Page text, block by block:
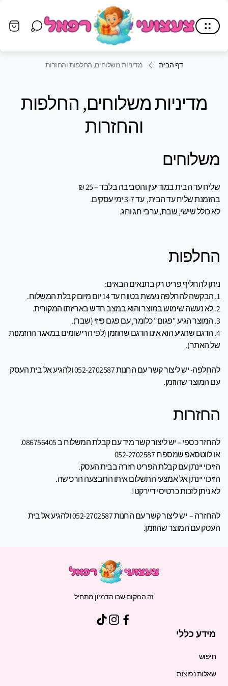
Store
logo"
Cart
דף הבית מדיניות משלוחים, החלפות והחזרות
מדיניות משלוחים, החלפות
והחזרות
משלוחים
שליח עד הבית במודיעין והסביבה בלבד – 25 ₪
בהזמנת שליח עד הבית, עד 3-7 ימי עסקים.
לא כולל שישי, שבת, ערבי חג וחג.
החלפות
ניתן להחליף פריט רק בתנאים הבאים:
1. הבקשה להחלפה נעשת בטווח עד 14 יום מיום קבלת המשלוח.
2. לא נעשה שימוש במוצר והוא במצב חדש באריזתו המקורית.
3. המוצר הגיע "פגום" כלומר, עם פגם פיזי (שבר).
4. הדגם שהגיע הוא אינו הדגם שהוזמן (לפי הרישומים במאגר ההזמנות
של האתר).
להחלפה- יש ליצור קשר עם החנות 052-2702587 ולהגיע אל בית העסק
עם המוצר שהוזמן.
החזרות
להחזר כספי – יש ליצור קשר מיד עם קבלת המשלוח ב
.
או לווטסאפ שמספרו 052-2702587
הזיכוי יינתן עם קבלת הפריט חזרה בבית העסק.
הזיכוי יינתן אל אמצעי התשלום איתו התבצעה הרכישה.
לא ניתן לזכות כרטיסי דיירקט!
להחזרה –
יש ליצור קשר עם החנות 052-2702587 ולהגיע אל בית
העסק עם המוצר שהוזמן.
זה המקום שבו הדמיון מתחיל
מידע כללי
חיפוש
שאלות נפוצות